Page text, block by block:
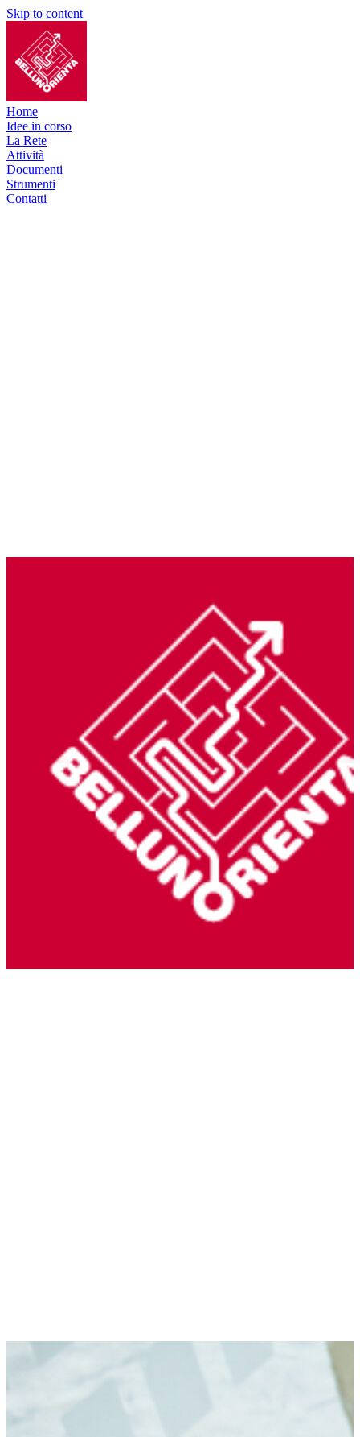
Skip to content
Home
Idee in corso
La Rete
Attività
Documenti
Strumenti
Contatti